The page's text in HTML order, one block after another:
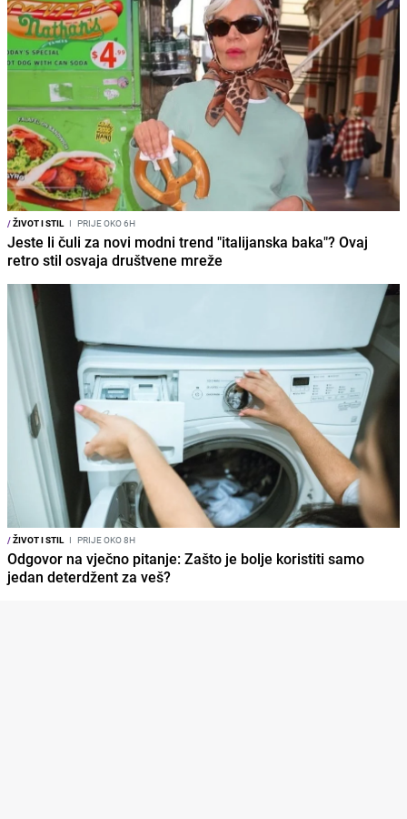
/ŽIVOT I STIL I PRIJE OKO 6H
Jeste li čuli za novi modni trend "italijanska baka"? Ovaj
retro stil osvaja društvene mreže
/ŽIVOT I STIL I PRIJE OKO 8H
Odgovor na vječno pitanje: Zašto je bolje koristiti samo
jedan deterdžent za veš?